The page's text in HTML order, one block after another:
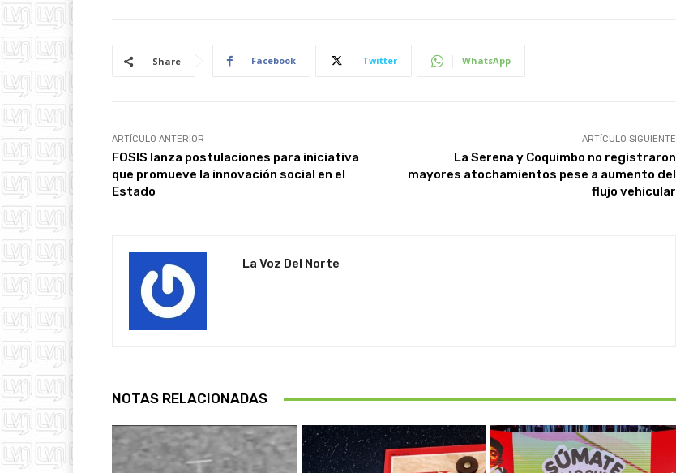
Share Facebook Twitter WhatsApp
ARTÍCULO ANTERIOR
FOSIS lanza postulaciones para iniciativa
que promueve la innovación social en el
Estado
ARTÍCULO SIGUIENTE
La Serena y Coquimbo no registraron
mayores atochamientos pese a aumento del
flujo vehicular
La Voz Del Norte
NOTAS RELACIONADAS